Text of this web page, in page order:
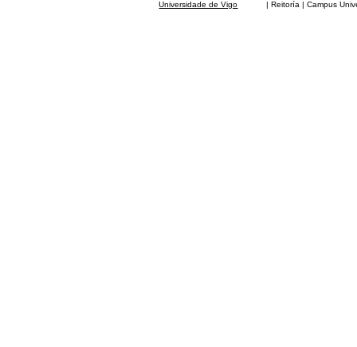
Universidade de Vigo | Reitoría | Campus